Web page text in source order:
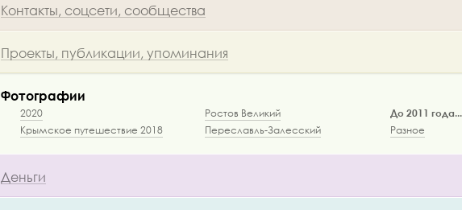
Контакты, соцсети, сообщества
Проекты, публикации, упоминания
Фотографии
2020
Крымское путешествие 2018
Ростов Великий
Переславль-Залесский
До 2011 года...
Разное
Деньги